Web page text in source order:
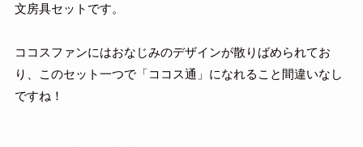
文房具セットです。
ココスファンにはおなじみのデザインが散りばめられてお
り、このセット一つで「ココス通」になれること間違いなし
ですね！